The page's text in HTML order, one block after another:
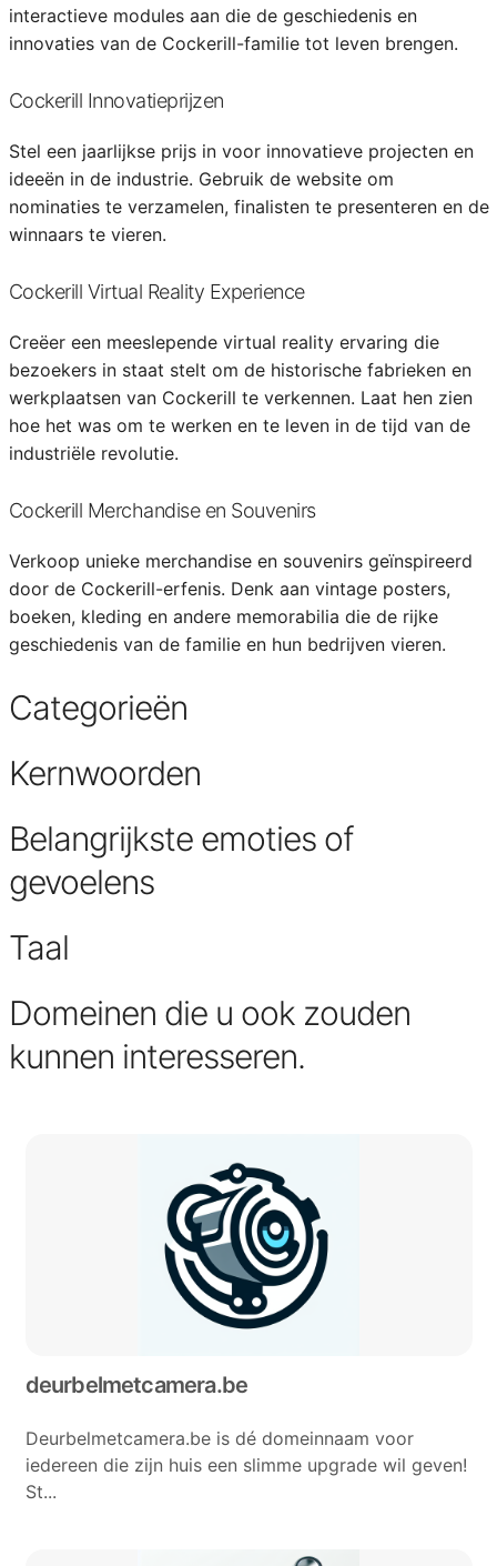
interactieve modules aan die de geschiedenis en
innovaties van de Cockerill-familie tot leven brengen.
Cockerill Innovatieprijzen
Stel een jaarlijkse prijs in voor innovatieve projecten en
ideeën in de industrie. Gebruik de website om
nominaties te verzamelen, finalisten te presenteren en de
winnaars te vieren.
Cockerill Virtual Reality Experience
Creëer een meeslepende virtual reality ervaring die
bezoekers in staat stelt om de historische fabrieken en
werkplaatsen van Cockerill te verkennen. Laat hen zien
hoe het was om te werken en te leven in de tijd van de
industriële revolutie.
Cockerill Merchandise en Souvenirs
Verkoop unieke merchandise en souvenirs geïnspireerd
door de Cockerill-erfenis. Denk aan vintage posters,
boeken, kleding en andere memorabilia die de rijke
geschiedenis van de familie en hun bedrijven vieren.
Categorieën
Kernwoorden
Belangrijkste emoties of
gevoelens
Taal
Domeinen die u ook zouden
kunnen interesseren.
deurbelmetcamera.be
Deurbelmetcamera.be is dé domeinnaam voor
iedereen die zijn huis een slimme upgrade wil geven!
St...